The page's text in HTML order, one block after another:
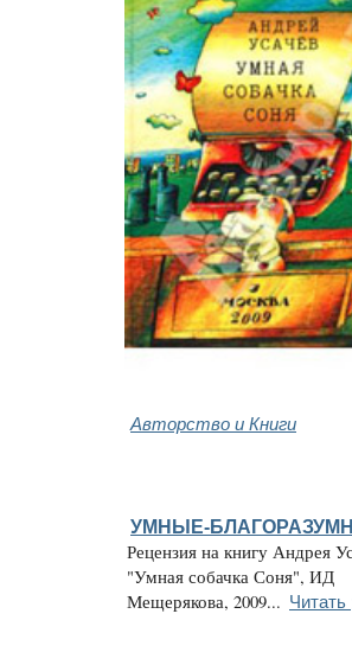
Авторство и Книги
УМНЫЕ-
Рецензия на книгу Андрея
"Умная собачка Соня", ИД
Мещерякова, 2009... Читать